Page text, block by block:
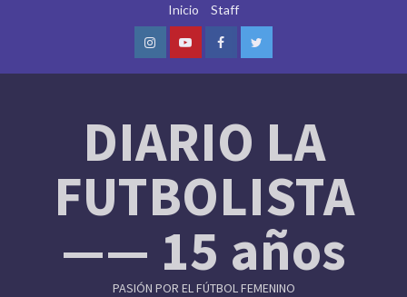
Inicio Staff
InstagramYoutubeFacebookTwitter
DIARIO LA
FUTBOLISTA
—— 15 años
PASIÓN POR EL FÚTBOL FEMENINO